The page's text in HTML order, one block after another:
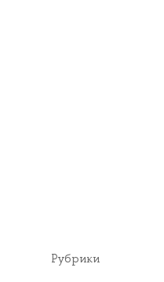
Рубрики